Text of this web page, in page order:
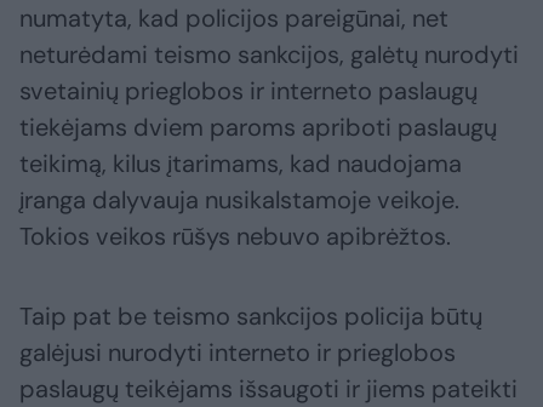
numatyta, kad policijos pareigūnai, net
neturėdami teismo sankcijos, galėtų nurodyti
svetainių prieglobos ir interneto paslaugų
tiekėjams dviem paroms apriboti paslaugų
teikimą, kilus įtarimams, kad naudojama
įranga dalyvauja nusikalstamoje veikoje.
Tokios veikos rūšys nebuvo apibrėžtos.
Taip pat be teismo sankcijos policija būtų
galėjusi nurodyti interneto ir prieglobos
paslaugų teikėjams išsaugoti ir jiems pateikti